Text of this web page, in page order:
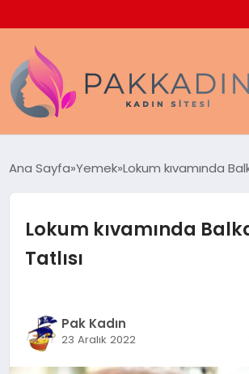
KADIN
SAĞLIK
SPOR & FITNESS
YAŞAM
Ana Sayfa Yemek Lokum kıvamında
Lokum kıvamında
Tatlısı
Pak Kadın
23 Aralık 2022